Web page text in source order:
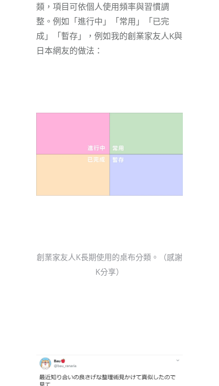
類，項目可依個人使用頻率與習慣調
整。例如「進行中」「常用」「已完
成」「暫存」，例如我的創業家友人K與
日本網友的做法：
創業家友人K長期使用的桌布分類。（感謝
K分享）